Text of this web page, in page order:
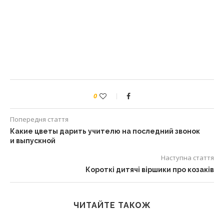
0
Попередня стаття
Какие цветы дарить учителю на последний звонок
и выпускной
Наступна стаття
Короткі дитячі віршики про козаків
ЧИТАЙТЕ ТАКОЖ